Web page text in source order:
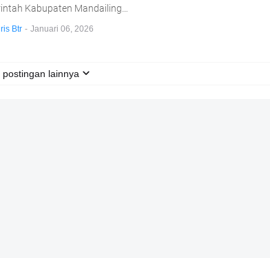
Kabupaten Mandailing…
Btr - Januari 06, 2026
postingan lainnya